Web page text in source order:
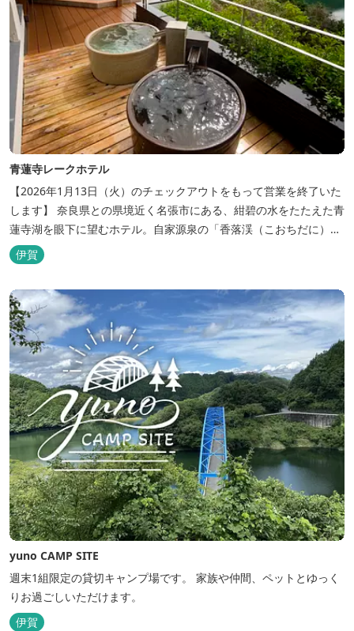
青蓮寺レークホテル
【2026年1月13日（火）のチェックアウトをもって営業を終了いた
します】 奈良県との県境近く名張市にある、紺碧の水をたたえた青
蓮寺湖を眼下に望むホテル。自家源泉の「香落渓（こおちだに）温
泉」は天然アルカリ泉。露天風呂から眺める湖は、遮るものがな
く、絶景と評判です。
伊賀
yuno CAMP SITE
週末1組限定の貸切キャンプ場です。 家族や仲間、ペットとゆっく
りお過ごしいただけます。
伊賀